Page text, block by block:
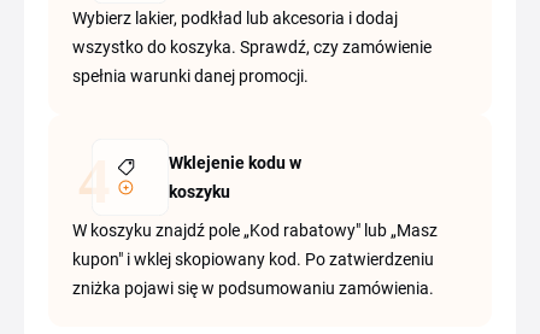
Wybierz lakier, podkład lub akcesoria i dodaj
wszystko do koszyka. Sprawdź, czy zamówienie
spełnia warunki danej promocji.
Wklejenie kodu w
koszyku
W koszyku znajdź pole „Kod rabatowy" lub „Masz
kupon" i wklej skopiowany kod. Po zatwierdzeniu
zniżka pojawi się w podsumowaniu zamówienia.